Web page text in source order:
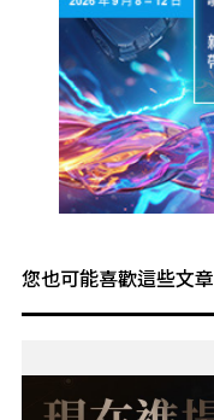
您也可能喜歡這些文章